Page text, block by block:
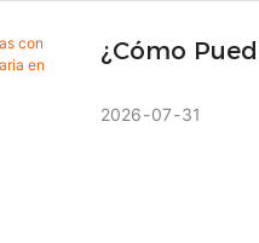
¿Cómo
Casos De
2026 07 31